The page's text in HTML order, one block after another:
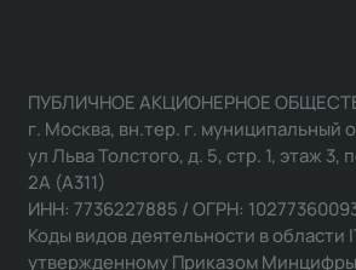
ПУБЛИЧНОЕ АКЦИОНЕРНОЕ
г. Москва, вн.тер. г. муниципальный
ул Льва Толстого, д. 5, стр. 1, этаж
2А (А311)
ИНН: 7736227885 / ОГРН:
Коды видов деятельности в области
утвержденному Приказом Минцифры